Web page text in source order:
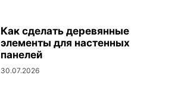
Как сделать деревянные
элементы для настенных
панелей
30.07.2026